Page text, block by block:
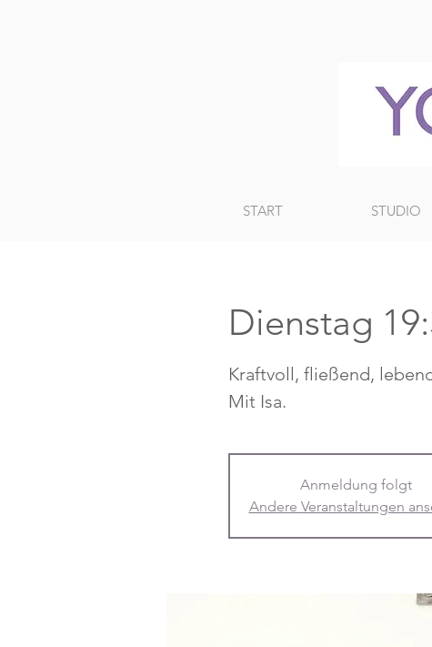
START STUDIO
Dienstag
Kraftvoll, fließend,
Mit Isa.
Anmeldung folgt
Andere Veranstaltungen